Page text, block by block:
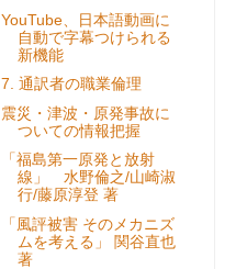
YouTube、日本語動画に
自動で字幕つけられる
新機能
7. 通訳者の職業倫理
震災・津波・原発事故に
ついての情報把握
「福島第一原発と放射
線」 水野倫之/山崎淑
行/藤原淳登 著
「風評被害 そのメカニズ
ムを考える」 関谷直也
著